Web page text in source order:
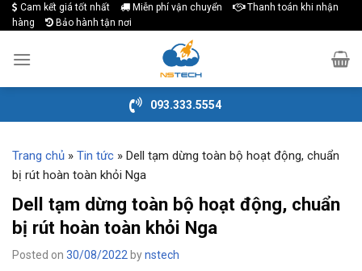
Skip
to
content
Cam kết giá tốt nhất Miễn phí vận chuyển
Thanh toán khi nhận
hàng
Bảo hành tận nơi
093.333.5554
Trang chủ » Tin tức » Dell tạm dừng toàn bộ hoạt động, chuẩn
bị rút hoàn toàn khỏi Nga
Dell tạm dừng toàn bộ hoạt động, chuẩn
bị rút hoàn toàn khỏi Nga
Posted on 30/08/2022 bynstech